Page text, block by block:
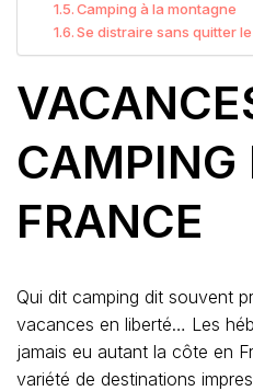
Camping à la montagne
Se distraire sans quitter
CAMPING
FRANCE
Qui dit camping dit souvent
vacances en liberté… Les
jamais eu autant la côte en
variété de destinations